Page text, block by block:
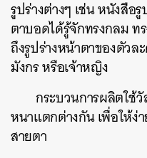
รูปร่างต่างๆ เช่น หนังสือ
ตาบอดได้รู้จักทรงกลม ท
ถึงรูปร่างหน้าตาของตัวล
มังกร หรือเจ้าหญิง
กระบวนการผลิตใช้
หนาแตกต่างกัน เพื่อให้ง่
สายตา